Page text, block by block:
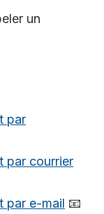
un
par
par courrier
par e-mail 📧